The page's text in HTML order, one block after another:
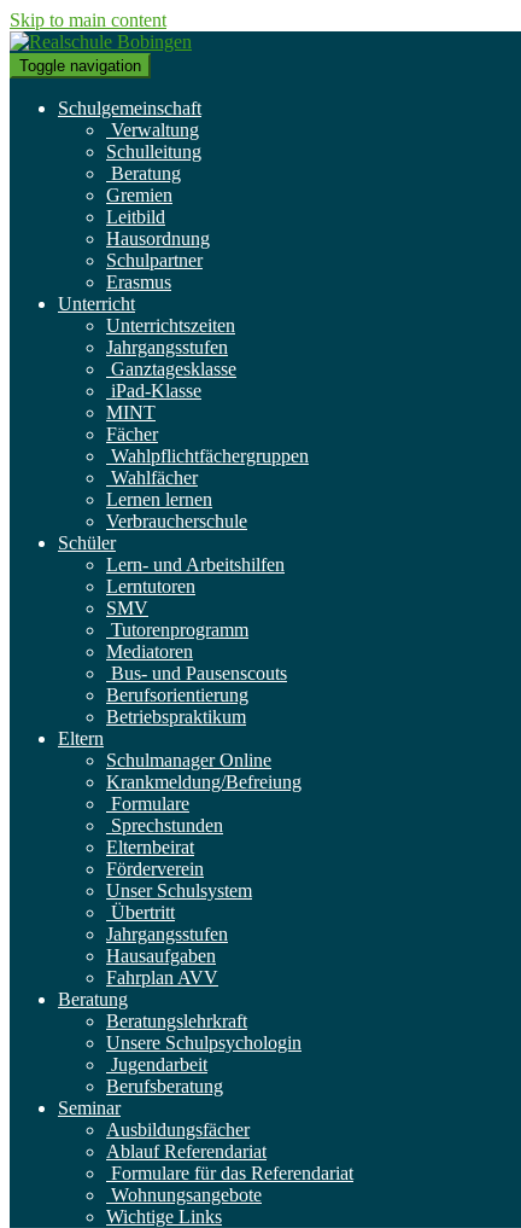
Skip to main content
Toggle navigation
Schulgemeinschaft
Verwaltung
Schulleitung
Beratung
Gremien
Leitbild
Hausordnung
Schulpartner
Erasmus
Unterricht
Unterrichtszeiten
Jahrgangsstufen
Ganztagesklasse
iPad-Klasse
MINT
Fächer
Wahlpflichtfächergruppen
Wahlfächer
Lernen lernen
Verbraucherschule
Schüler
Lern- und Arbeitshilfen
Lerntutoren
SMV
Tutorenprogramm
Mediatoren
Bus- und Pausenscouts
Berufsorientierung
Betriebspraktikum
Eltern
Schulmanager Online
Krankmeldung/Befreiung
Formulare
Sprechstunden
Elternbeirat
Förderverein
Unser Schulsystem
Übertritt
Jahrgangsstufen
Hausaufgaben
Fahrplan AVV
Beratung
Beratungslehrkraft
Unsere Schulpsychologin
Jugendarbeit
Berufsberatung
Seminar
Ausbildungsfächer
Ablauf Referendariat
Formulare für das Referendariat
Wohnungsangebote
Wichtige Links